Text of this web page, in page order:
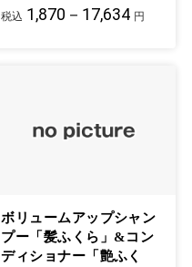
税込 1,870－17,634 円
ボリュームアップシャン
プー「髪ふくら」&コン
ディショナー「艶ふく